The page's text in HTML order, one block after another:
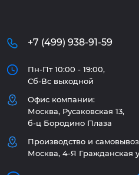
+7 (499) 938-91-59
Пн-Пт 10:00 - 19:00,
Сб-Вс выходной
Офис компании:
Москва, Русаковская 13,
б-ц Бородино Плаза
Производство и
Москва, 4-Я Гражданская